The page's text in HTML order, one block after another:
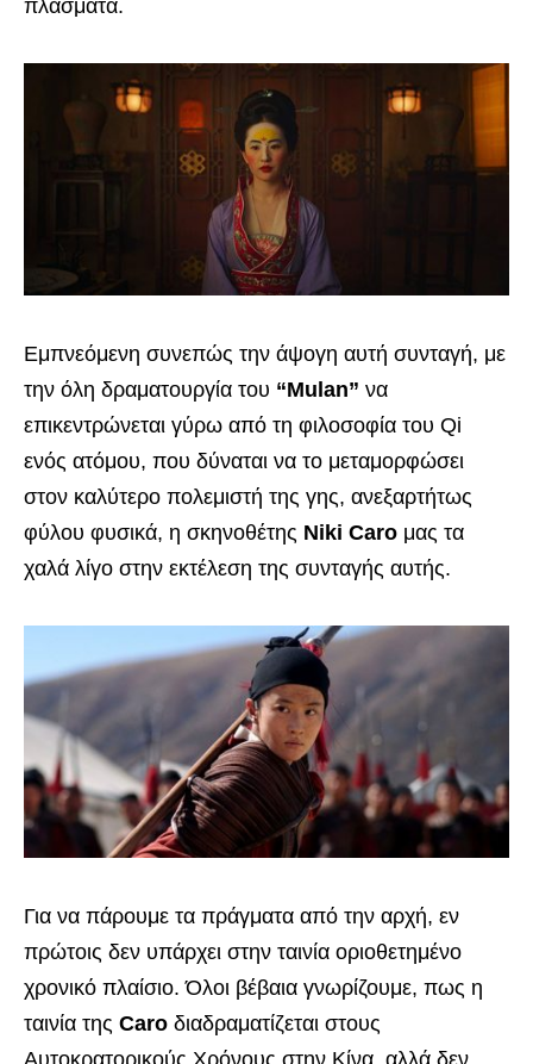
πλάσματα.
Εμπνεόμενη συνεπώς την άψογη αυτή συνταγή, με
την όλη δραματουργία του “Mulan” να
επικεντρώνεται γύρω από τη φιλοσοφία του Qi
ενός ατόμου, που δύναται να το μεταμορφώσει
στον καλύτερο πολεμιστή της γης, ανεξαρτήτως
φύλου φυσικά, η σκηνοθέτης Niki Caro μας τα
χαλά λίγο στην εκτέλεση της συνταγής αυτής.
Για να πάρουμε τα πράγματα από την αρχή, εν
πρώτοις δεν υπάρχει στην ταινία οριοθετημένο
χρονικό πλαίσιο. Όλοι βέβαια γνωρίζουμε, πως η
ταινία της Caro διαδραματίζεται στους
Αυτοκρατορικούς Χρόνους στην Κίνα, αλλά δεν